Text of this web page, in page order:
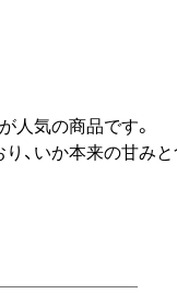
人気の商品です。
、いか本来の甘み